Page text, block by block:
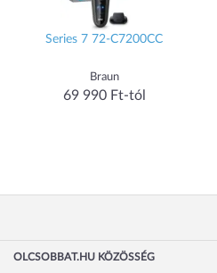
Series 7 72-C7200CC
Braun
69 990 Ft-tól
OLCSOBBAT.HU KÖZÖSSÉG